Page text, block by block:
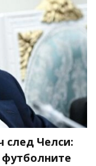
след Челси:
футболните